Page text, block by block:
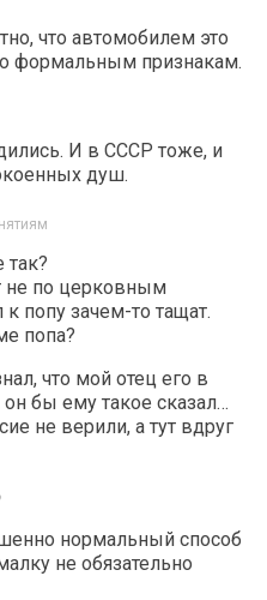
что автомобилем это
формальным признакам.
И в СССР тоже, и
душ.
так?
не по церковным
попу зачем-то тащат.
попа?
что мой отец его в
бы ему такое сказал…
не верили, а тут вдруг
нормальный способ
не обязательно